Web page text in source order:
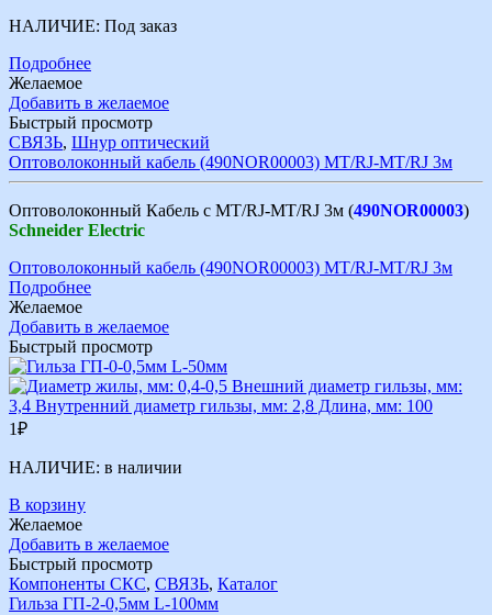
НАЛИЧИЕ: Под заказ
Подробнее
Желаемое
Добавить в желаемое
Быстрый просмотр
СВЯЗЬ, Шнур оптический
Оптоволоконный кабель (490NOR00003) MT/RJ-MT/RJ 3м
Оптоволоконный Кабель с MT/RJ-MT/RJ 3м (490NOR00003)
Schneider Electric
Оптоволоконный кабель (490NOR00003) MT/RJ-MT/RJ 3м
Подробнее
Желаемое
Добавить в желаемое
Быстрый просмотр
1₽
НАЛИЧИЕ: в наличии
В корзину
Желаемое
Добавить в желаемое
Быстрый просмотр
Компоненты СКС, СВЯЗЬ, Каталог
Гильза ГП-2-0,5мм L-100мм